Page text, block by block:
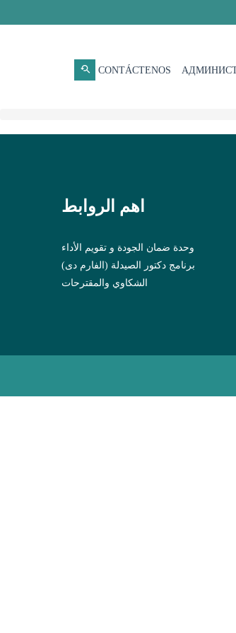
CONTÁCTENOS
اهم الروابط
وحدة ضمان الجودة و تقويم الأداء
برنامج دكتور الصيدلة (الفارم دى)
الشكاوي والمقترحات